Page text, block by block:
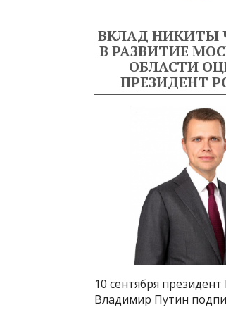
ВКЛАД НИКИТЫ
В РАЗВИТИЕ
ОБЛАСТИ
ПРЕЗИДЕНТ
10 сентября
Владимир Путин